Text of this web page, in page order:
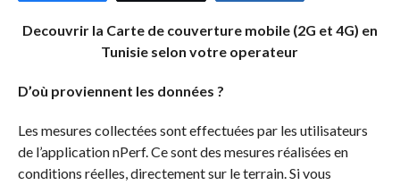
Decouvrir la Carte de couverture mobile (2G et 4G) en
Tunisie selon votre operateur
D’où proviennent les données ?
Les mesures collectées sont effectuées par les utilisateurs
de l’application nPerf. Ce sont des mesures réalisées en
conditions réelles, directement sur le terrain. Si vous